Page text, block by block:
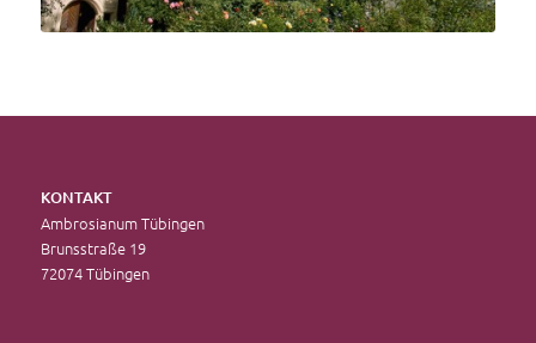
KONTAKT
Ambrosianum Tübingen
Brunsstraße 19
72074 Tübingen